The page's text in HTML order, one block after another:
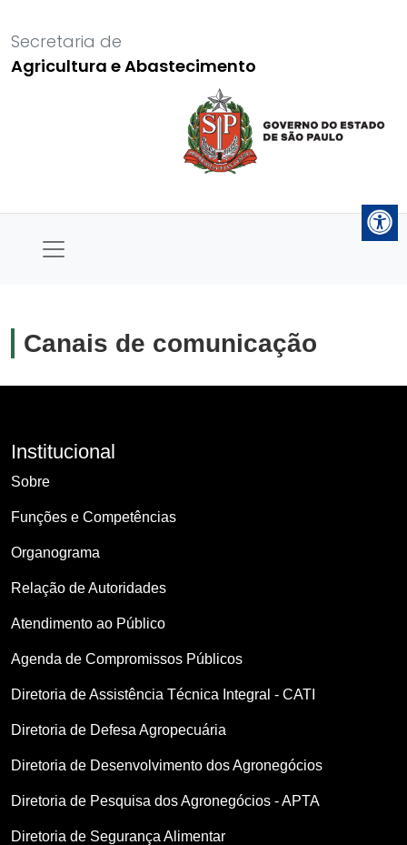
Secretaria de
Agricultura e Abastecimento
Canais de comunicação
Institucional
Sobre
Funções e Competências
Organograma
Relação de Autoridades
Atendimento ao Público
Agenda de Compromissos Públicos
Diretoria de Assistência Técnica Integral - CATI
Diretoria de Defesa Agropecuária
Diretoria de Desenvolvimento dos Agronegócios
Diretoria de Pesquisa dos Agronegócios - APTA
Diretoria de Segurança Alimentar